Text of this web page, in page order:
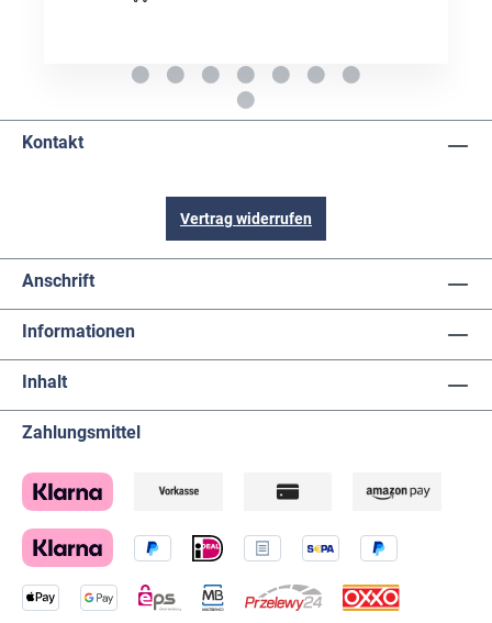
Kontakt
Vertrag widerrufen
Anschrift
Informationen
Inhalt
Zahlungsmittel